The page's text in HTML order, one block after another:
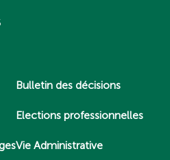
Bulletin des décisions
Elections professionnelles
Vie Administrative